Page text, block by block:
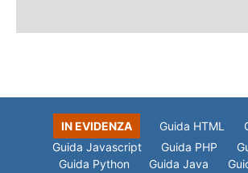
IN EVIDENZA Guida HTML
Guida Javascript
Guida PHP
Guida Python
Guida Java